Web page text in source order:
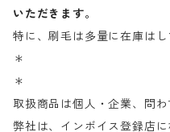
いただきます。
特に、刷毛は多量に在庫はし
＊
＊
取扱商品は個人・企業、問わ
弊社は、インボイス登録店